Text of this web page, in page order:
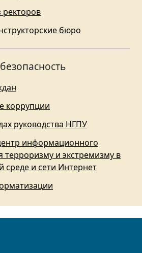
ректоров
бюро
коррупции
руководства НГПУ
информационного
терроризму и экстремизму в
среде и сети Интернет